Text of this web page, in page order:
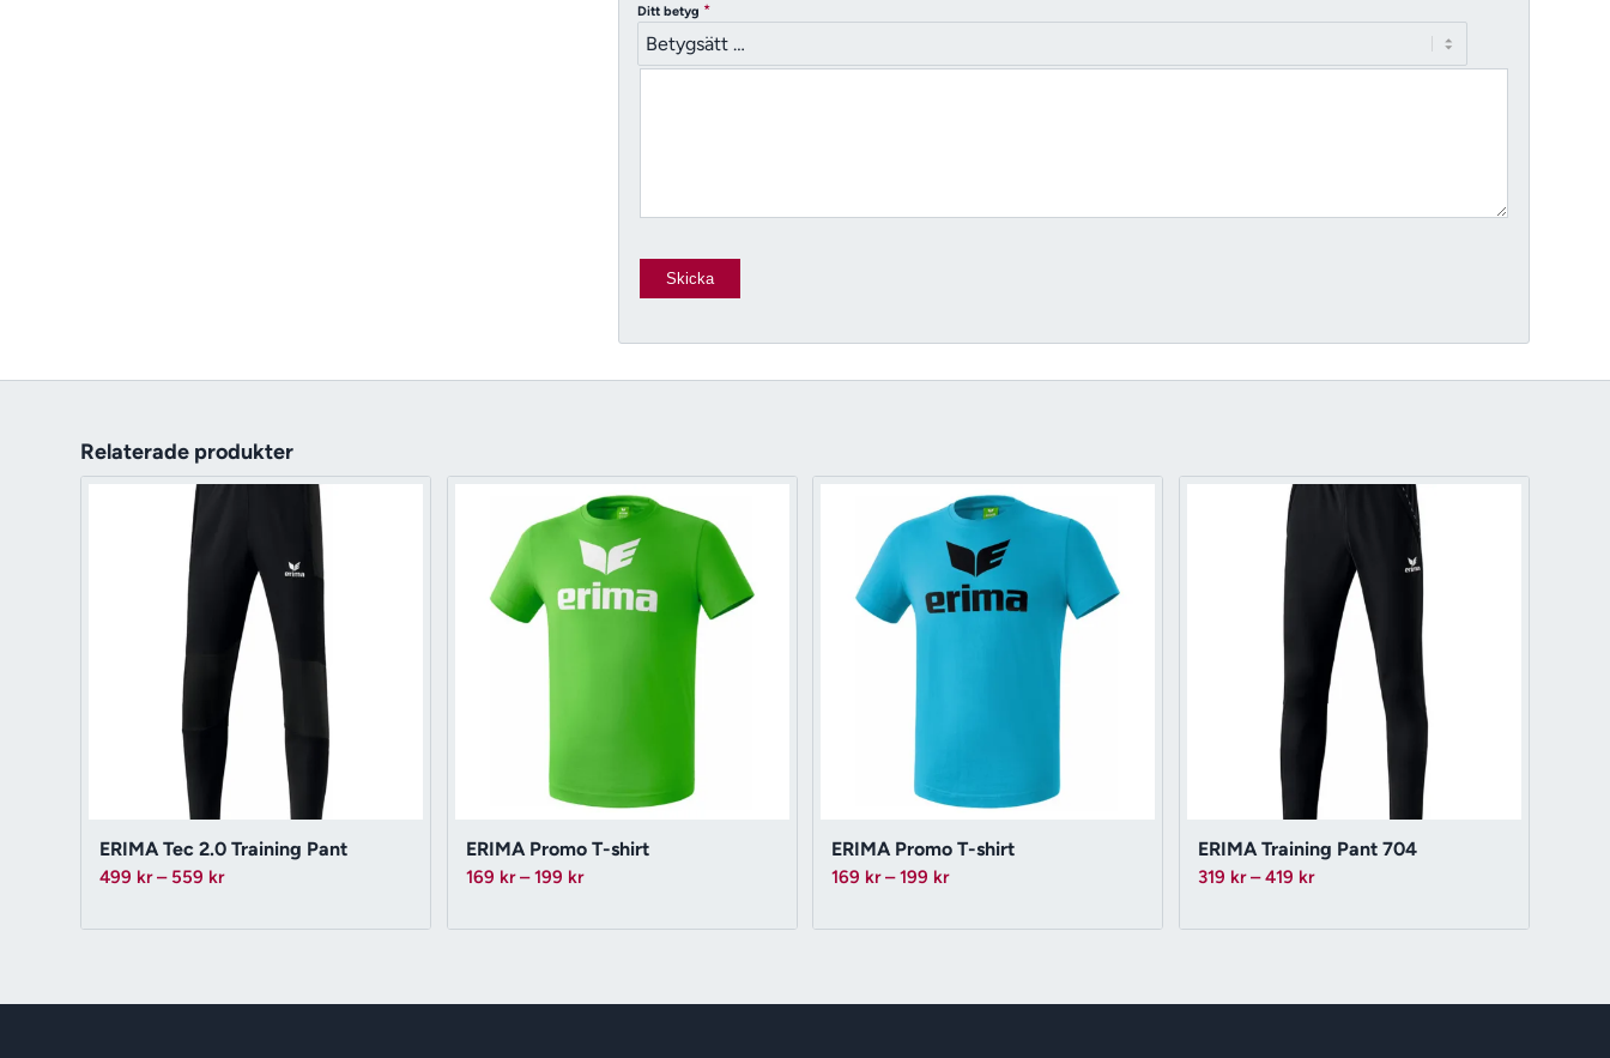
Ditt betyg *
Relaterade produkter
ERIMA Tec 2.0 Training Pant
499 kr – 559 krPrisintervall:
till
ERIMA Promo T-shirt
169 kr – 199 krPrisintervall:
till
ERIMA Promo T-shirt
169 kr – 199 krPrisintervall:
till
ERIMA Training Pant 704
319 kr – 419 krPrisintervall:
till